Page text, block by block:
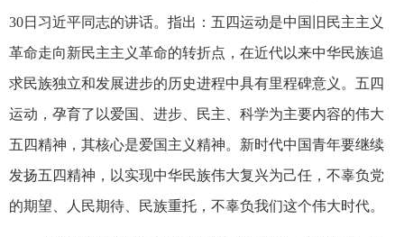
30日习近平同志的讲话。指出：五四运动是中国旧民主主义
革命走向新民主主义革命的转折点，在近代以来中华民族追
求民族独立和发展进步的历史进程中具有里程碑意义。五四
运动，孕育了以爱国、进步、民主、科学为主要内容的伟大
五四精神，其核心是爱国主义精神。新时代中国青年要继续
发扬五四精神，以实现中华民族伟大复兴为己任，不辜负党
的期望、人民期待、民族重托，不辜负我们这个伟大时代。